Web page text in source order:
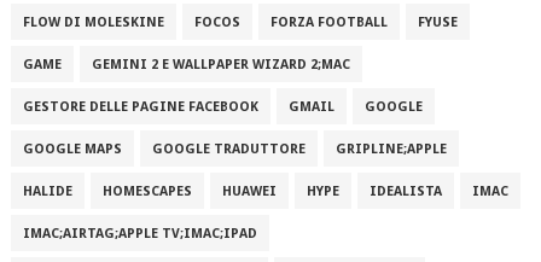
FLOW DI MOLESKINE FOCOS FORZA FOOTBALL FYUSE
GAME GEMINI 2 E WALLPAPER WIZARD 2;MAC
GESTORE DELLE PAGINE FACEBOOK GMAIL GOOGLE
GOOGLE MAPS GOOGLE TRADUTTORE GRIPLINE;APPLE
HALIDE HOMESCAPES HUAWEI HYPE IDEALISTA IMAC
IMAC;AIRTAG;APPLE TV;IMAC;IPAD